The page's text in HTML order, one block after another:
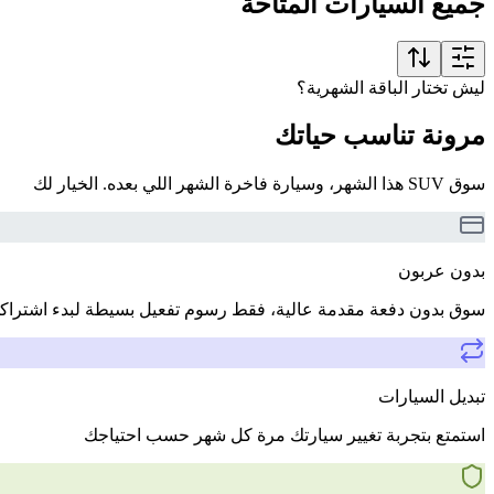
ليش تختار الباقة الشهرية؟
مرونة تناسب حياتك
سوق SUV هذا الشهر، وسيارة فاخرة الشهر اللي بعده. الخيار لك
بدون عربون
سوق بدون دفعة مقدمة عالية، فقط رسوم تفعيل بسيطة لبدء
تبديل السيارات
استمتع بتجربة تغيير سيارتك مرة كل شهر حسب احتياجك